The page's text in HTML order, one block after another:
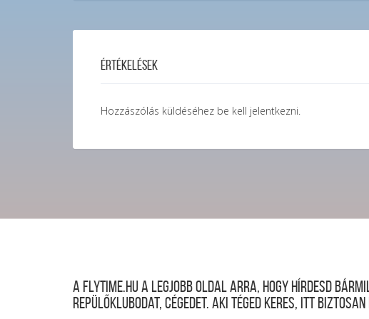
Értékelések
Hozzászólás küldéséhez be kell jelentkezni.
A FLYTIME.HU a legjobb oldal arra, hogy hírdesd
repülőklubodat, cégedet. Aki téged keres, itt